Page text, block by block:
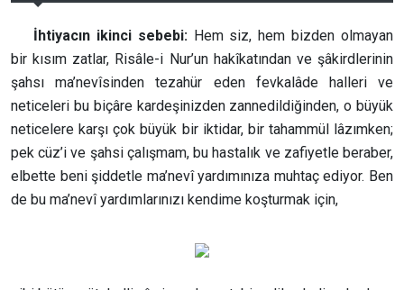
İhtiyacın ikinci sebebi:Hem siz, hem bizden olmayan
bir kısım zatlar, Risâle-i Nur’un hakîkatından ve şâkirdlerinin
şahsı ma’nevîsinden tezahür eden fevkalâde halleri ve
neticeleri bu biçâre kardeşinizden zannedildiğinden, o büyük
neticelere karşı çok büyük bir iktidar, bir tahammül lâzımken;
pek cüz’i ve şahsi çalışmam, bu hastalık ve zafiyetle beraber,
elbette beni şiddetle ma’nevî yardımınıza muhtaç ediyor. Ben
de bu ma’nevî yardımlarınızı kendime koşturmak için,